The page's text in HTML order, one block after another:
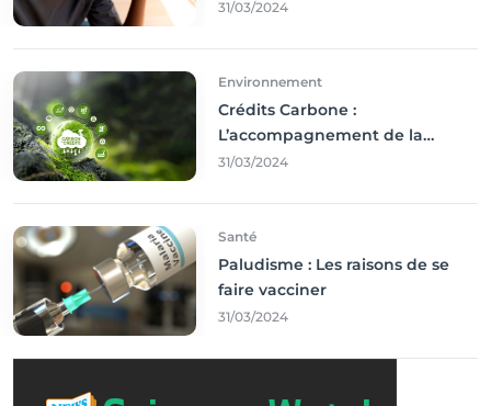
des droits
31/03/2024
Environnement
Crédits Carbone :
L’accompagnement de la
Francophonie
31/03/2024
Santé
Paludisme : Les raisons de se
faire vacciner
31/03/2024